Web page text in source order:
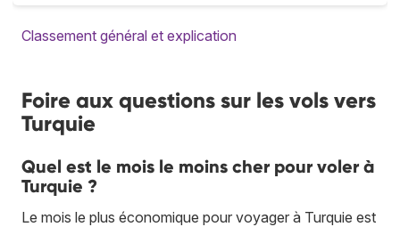
Classement général et explication
Foire aux questions sur les vols vers
Turquie
Quel est le mois le moins cher pour voler à
Turquie ?
Le mois le plus économique pour voyager à Turquie est